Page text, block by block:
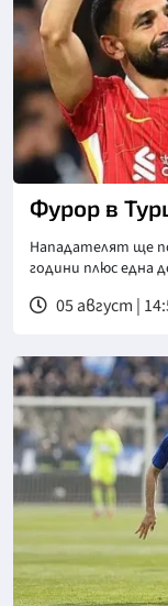
Фурор в
Нападателят ще
години плюс една
05 август |